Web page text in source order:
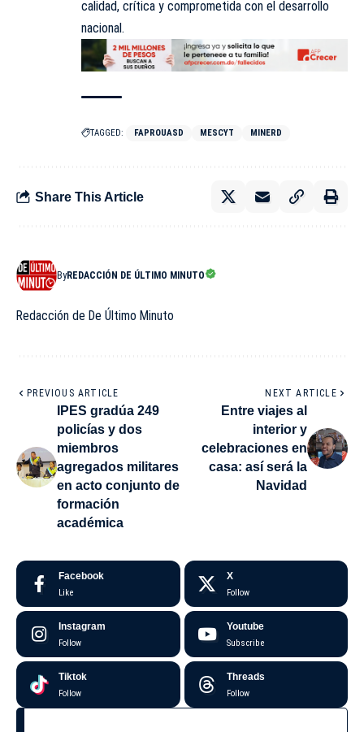
calidad, crítica y comprometida con el desarrollo
nacional.
TAGGED: FAPROUASD MESCYT MINERD
Share This Article
ByREDACCIÓN DE ÚLTIMO MINUTO
Redacción de De Último Minuto
PREVIOUS ARTICLE
IPES gradúa 249
policías y dos
miembros
agregados militares
en acto conjunto de
formación
académica
NEXT ARTICLE
Entre viajes al
interior y
celebraciones en
casa: así será la
Navidad
Facebook
Like
X
Follow
Instagram
Follow
Youtube
Subscribe
Tiktok
Follow
Threads
Follow